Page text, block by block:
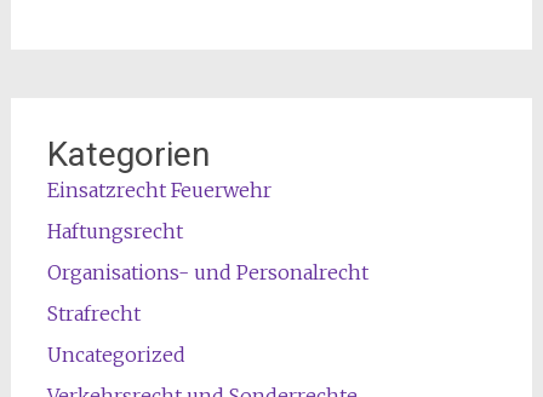
Kategorien
Einsatzrecht Feuerwehr
Haftungsrecht
Organisations- und Personalrecht
Strafrecht
Uncategorized